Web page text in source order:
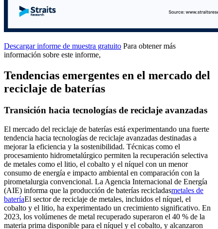
Descargar informe de muestra gratuito Para obtener más
información sobre este informe,
Tendencias emergentes en el mercado del
reciclaje de baterías
Transición hacia tecnologías de reciclaje avanzadas
El mercado del reciclaje de baterías está experimentando una fuerte
tendencia hacia tecnologías de reciclaje avanzadas destinadas a
mejorar la eficiencia y la sostenibilidad. Técnicas como el
procesamiento hidrometalúrgico permiten la recuperación selectiva
de metales como el litio, el cobalto y el níquel con un menor
consumo de energía e impacto ambiental en comparación con la
pirometalurgia convencional. La Agencia Internacional de Energía
(AIE) informa que la producción de baterías recicladasmetales de
bateríaEl sector de reciclaje de metales, incluidos el níquel, el
cobalto y el litio, ha experimentado un crecimiento significativo. En
2023, los volúmenes de metal recuperado superaron el 40 % de la
materia prima disponible para el níquel y el cobalto, y alcanzaron